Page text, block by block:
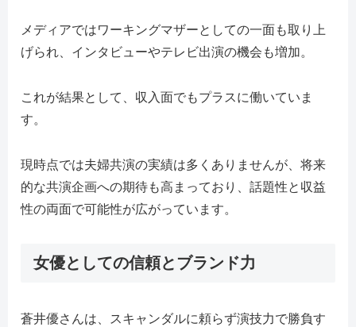
メディアではワーキングマザーとしての一面も取り上
げられ、インタビューやテレビ出演の機会も増加。
これが結果として、収入面でもプラスに働いていま
す。
現時点では夫婦共演の実績は多くありませんが、将来
的な共演企画への期待も高まっており、話題性と収益
性の両面で可能性が広がっています。
女優としての信頼とブランド力
蒼井優さんは、スキャンダルに頼らず演技力で勝負す